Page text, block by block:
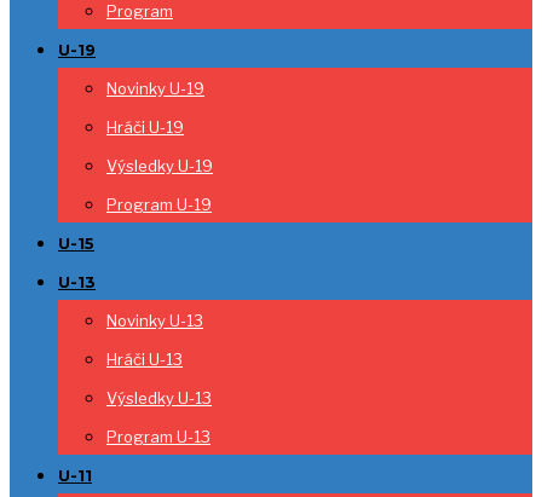
Program
U-19
Novinky U-19
Hráči U-19
Výsledky U-19
Program U-19
U-15
U-13
Novinky U-13
Hráči U-13
Výsledky U-13
Program U-13
U-11